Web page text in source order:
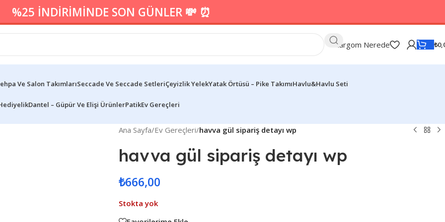
%25 İNDİRİMİNDE SON GÜNLER 💸 ⏰
Kargom Nerede ₺
Ve Salon TakımlarıSeccade Ve Seccade SetleriÇeyizlik YelekYatak Örtüsü – Pike TakımıHavlu&Havlu Seti
Dantel – Güpür Ve Elişi ÜrünlerPatikEv Gereçleri
Ana Sayfa/Ev Gereçleri/havva gül sipariş detayı wp
havva gül sipariş detayı wp
₺666,00
Stokta yok